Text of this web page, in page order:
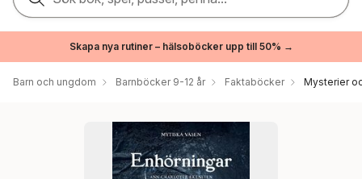
Skapa nya rutiner – hälsoböcker upp till 50% →
Barn och ungdom Barnböcker 9-12 år Faktaböcker Mysterier